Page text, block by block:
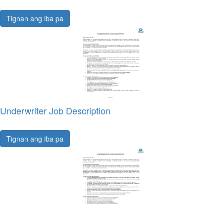
Tignan ang iba pa
Underwriter Job Description
Tignan ang iba pa